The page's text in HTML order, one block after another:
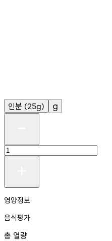
인분 (25g) g
영양정보
음식평가
총 열량